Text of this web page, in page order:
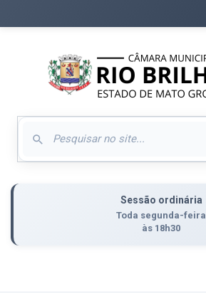
Sessão ordinária
Toda segunda-feira
às 18h30